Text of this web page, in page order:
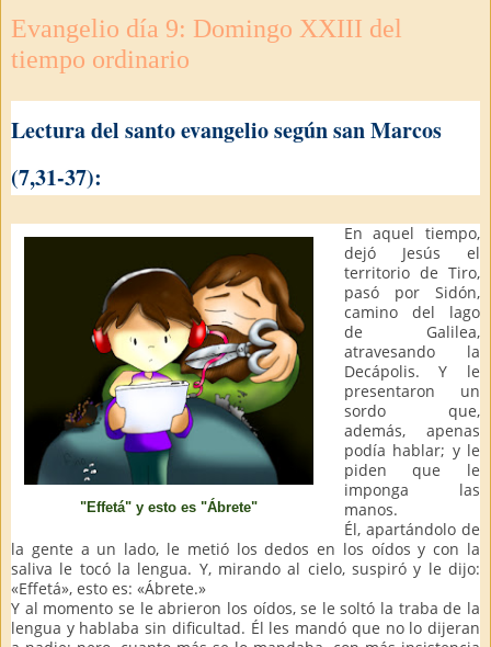
Evangelio día 9: Domingo XXIII del
tiempo ordinario
Lectura del santo evangelio según san Marcos
(7,31-37):
"Effetá" y esto es "Ábrete"
En aquel tiempo,
dejó Jesús el
territorio de Tiro,
pasó por Sidón,
camino del lago
de Galilea,
atravesando la
Decápolis. Y le
presentaron un
sordo que,
además, apenas
podía hablar; y le
piden que le
imponga las
manos.
Él, apartándolo de
la gente a un lado, le metió los dedos en los oídos y con la
saliva le tocó la lengua. Y, mirando al cielo, suspiró y le dijo:
«Effetá», esto es: «Ábrete.»
Y al momento se le abrieron los oídos, se le soltó la traba de la
lengua y hablaba sin dificultad. Él les mandó que no lo dijeran